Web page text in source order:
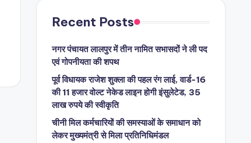
Recent Posts
नगर पंचायत लालपुर में तीन नामित सभासदों ने ली पद
एवं गोपनीयता की शपथ
पूर्व विधायक राजेश शुक्ला की पहल रंग लाई, वार्ड-16
की 11 हजार वोल्ट नेकेड लाइन होगी इंसुलेटेड, 35
लाख रुपये की स्वीकृति
चीनी मिल कर्मचारियों की समस्याओं के समाधान को
लेकर मुख्यमंत्री से मिला प्रतिनिधिमंडल